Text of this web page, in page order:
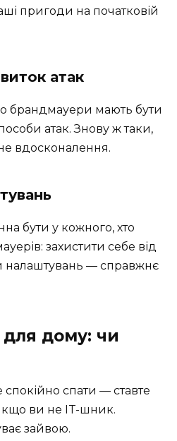
пригоди на початковій
атак
брандмауери мають бути
атак. Знову ж таки,
вдосконалення.
бути у кожного, хто
захистити себе від
налаштувань — справжнє
дому: чи
спокійно спати — ставте
ви не IT-шник.
зайвою.